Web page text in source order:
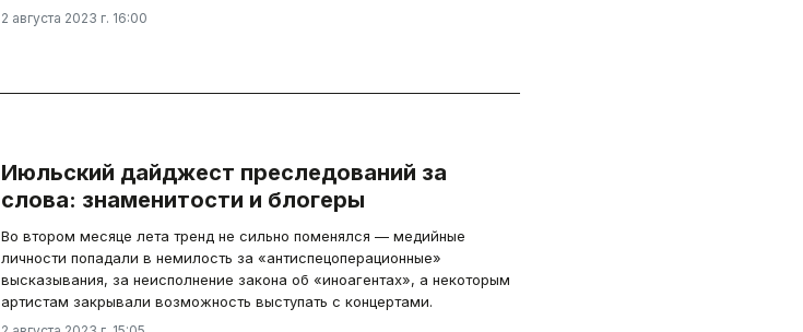
2 августа 2023 г. 16:00
Июльский дайджест преследований за
слова: знаменитости и блогеры
Во втором месяце лета тренд не сильно поменялся — медийные
личности попадали в немилость за «антиспецоперационные»
высказывания, за неисполнение закона об «иноагентах», а некоторым
артистам закрывали возможность выступать с концертами.